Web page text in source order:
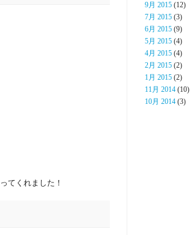
てくれました！
9月 2015 (12)
7月 2015 (3)
6月 2015 (9)
5月 2015 (4)
4月 2015 (4)
2月 2015 (2)
1月 2015 (2)
11月 2014 (10)
10月 2014 (3)